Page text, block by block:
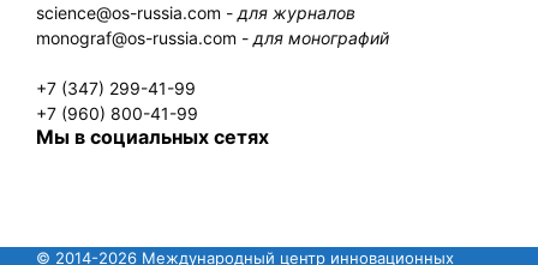
science@os-russia.com - для журналов
monograf@os-russia.com - для монографий
+7 (347) 299-41-99
+7 (960) 800-41-99
Мы в социальных сетях
© 2014-2026 Международный центр инновационных